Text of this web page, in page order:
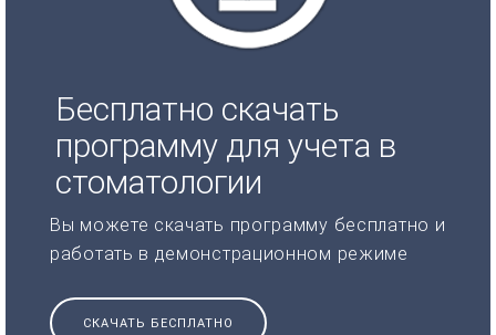
Бесплатно скачать
программу для учета в
стоматологии
Вы можете скачать программу бесплатно и
работать в демонстрационном режиме
СКАЧАТЬ БЕСПЛАТНО